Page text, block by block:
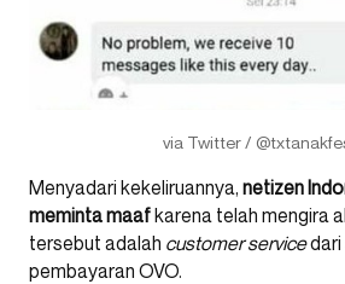
via Twitter /
Menyadari kekeliruannya, netizen
meminta maafkarena telah mengira
tersebut adalah customer servicedari
pembayaran OVO.